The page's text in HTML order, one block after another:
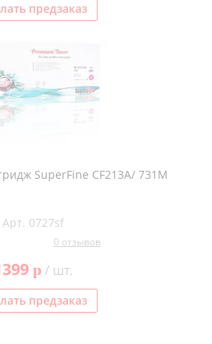
предзаказ
SuperFine CF213A/ 731M
Арт. 0727sf
0 отзывов
p/ шт.
предзаказ